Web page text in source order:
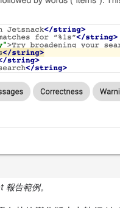
報告範例。